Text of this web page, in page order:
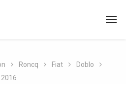
Roncq Fiat
Doblo